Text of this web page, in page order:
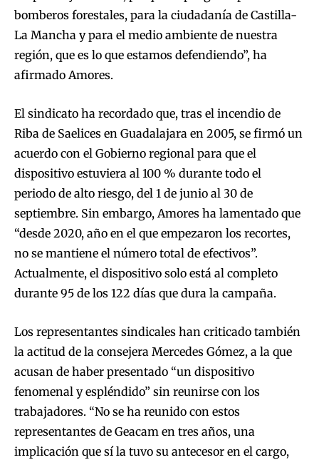
bomberos forestales, para la ciudadanía de Castilla-
La Mancha y para el medio ambiente de nuestra
región, que es lo que estamos defendiendo”, ha
afirmado Amores.
El sindicato ha recordado que, tras el incendio de
Riba de Saelices en Guadalajara en 2005, se firmó un
acuerdo con el Gobierno regional para que el
dispositivo estuviera al 100 % durante todo el
periodo de alto riesgo, del 1 de junio al 30 de
septiembre. Sin embargo, Amores ha lamentado que
“desde 2020, año en el que empezaron los recortes,
no se mantiene el número total de efectivos”.
Actualmente, el dispositivo solo está al completo
durante 95 de los 122 días que dura la campaña.
Los representantes sindicales han criticado también
la actitud de la consejera Mercedes Gómez, a la que
acusan de haber presentado “un dispositivo
fenomenal y espléndido” sin reunirse con los
trabajadores. “No se ha reunido con estos
representantes de Geacam en tres años, una
implicación que sí la tuvo su antecesor en el cargo,